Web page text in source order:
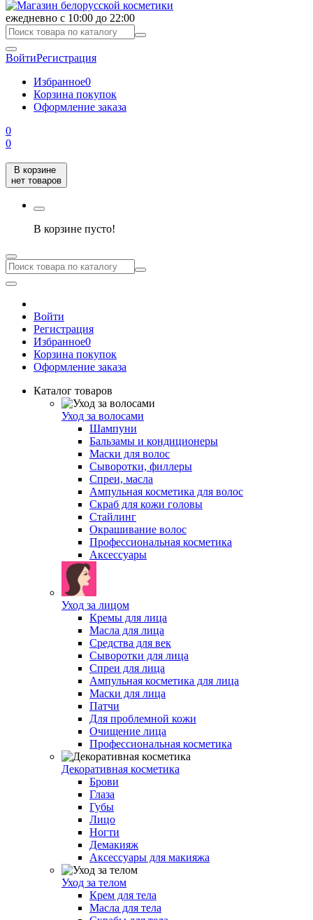
ежедневно с 10:00 до 22:00
ВойтиРегистрация
Избранное0
Корзина покупок
Оформление заказа
0
0
В корзине
нет товаров
В корзине пусто!
Войти
Регистрация
Избранное0
Корзина покупок
Оформление заказа
Каталог товаров
Уход за волосами
Шампуни
Бальзамы и кондиционеры
Маски для волос
Сыворотки, филлеры
Спреи, масла
Ампульная косметика для волос
Скраб для кожи головы
Стайлинг
Окрашивание волос
Профессиональная косметика
Аксессуары
Уход за лицом
Кремы для лица
Масла для лица
Средства для век
Сыворотки для лица
Спреи для лица
Ампульная косметика для лица
Маски для лица
Патчи
Для проблемной кожи
Очищение лица
Профессиональная косметика
Декоративная косметика
Брови
Глаза
Губы
Лицо
Ногти
Демакияж
Аксессуары для макияжа
Уход за телом
Крем для тела
Масла для тела